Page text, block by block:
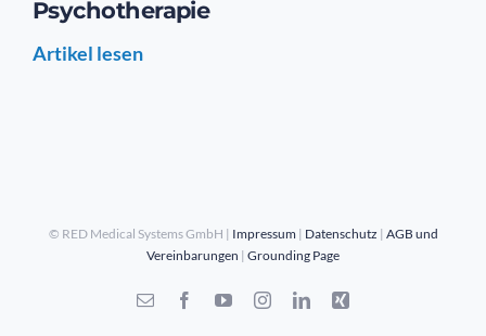
Psychotherapie
© RED Medical Systems GmbH | Impressum| Datenschutz | AGB und
Vereinbarungen | Grounding Page
E-
FacebookYouTubeInstagramLinkedInXing